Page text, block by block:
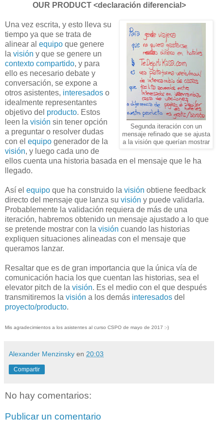
OUR PRODUCT <declaración diferencial>
Segunda iteración con un
mensaje refinado que se ajusta
a la visión que querían mostrar
Una vez escrita, y esto lleva su
tiempo ya que se trata de
alinear al equipo que genere
la visión y que se genere un
contexto compartido, y para
ello es necesario debate y
conversación, se expone a
otros asistentes, interesados o
idealmente representantes
objetivo del producto. Estos
leen la visión sin tener opción
a preguntar o resolver dudas
con el equipo generador de la
visión, y luego cada uno de
ellos cuenta una historia basada en el mensaje que le ha
llegado.
Así el equipo que ha construido la visión obtiene feedback
directo del mensaje que lanza su visión y puede validarla.
Probablemente la validación requiera de más de una
iteración, habremos obtenido un mensaje ajustado a lo que
se pretende mostrar con la visión cuando las historias
expliquen situaciones alineadas con el mensaje que
queramos lanzar.
Resaltar que es de gran importancia que la única vía de
comunicación hacia los que cuentan las historias, sea el
elevator pitch de la visión. Es el medio con el que después
transmitiremos la visión a los demás interesados del
proyecto/producto.
Mis agradecimientos a los asistentes al curso CSPO de mayo de 2017 :-)
Alexander Menzinsky en 20:03
Compartir
No hay comentarios:
Publicar un comentario